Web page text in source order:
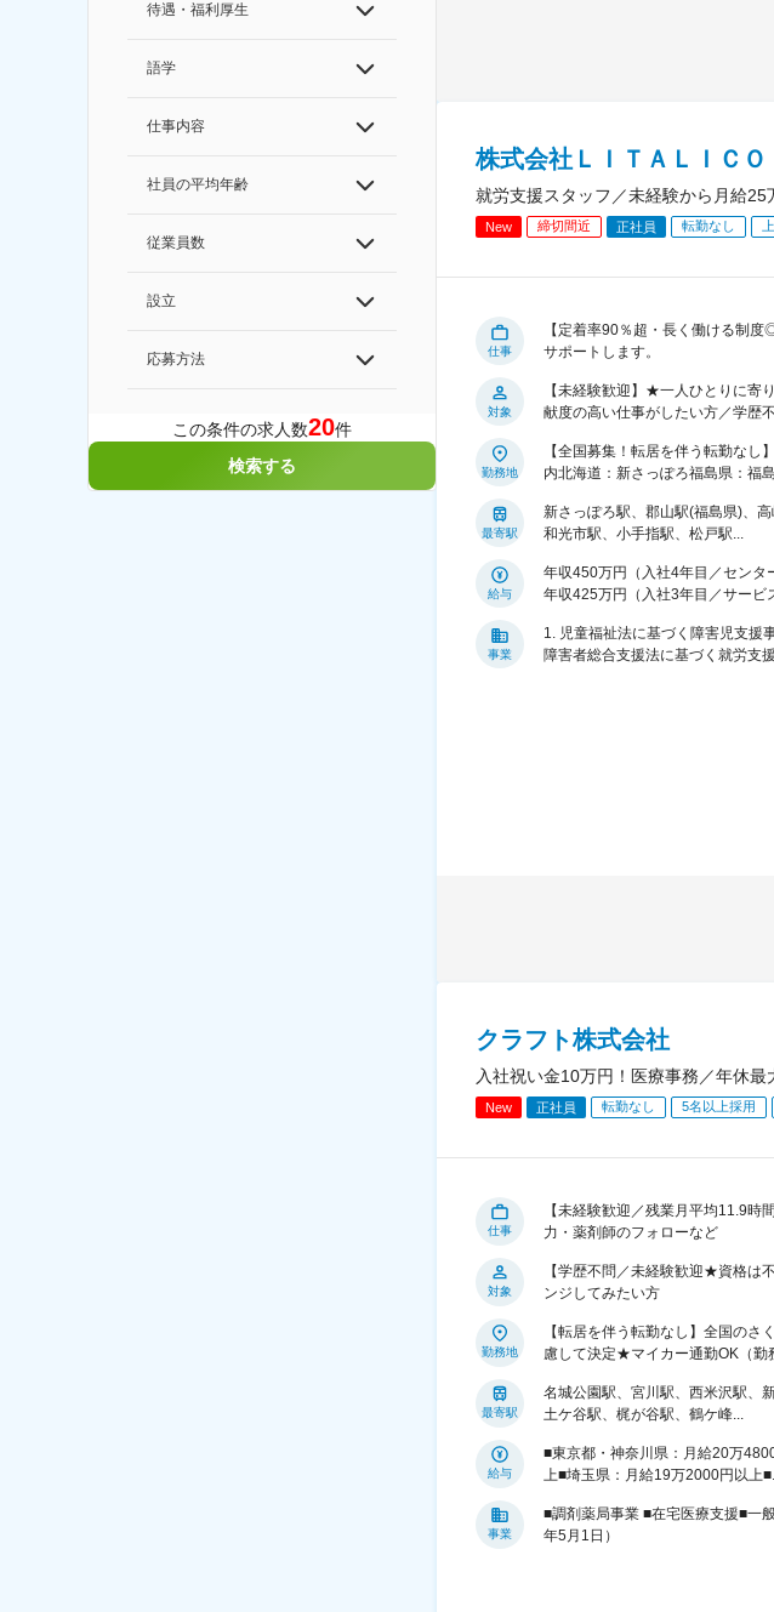
待遇・福利厚生
語学
仕事内容
社員の平均年齢
従業員数
設立
応募方法
この条件の求人数20件
検索する
株式会社ＬＩＴＡＬＩＣＯ
就労支援スタッフ／未経験から月給25
New 締切間近 正社員 転勤なし
仕事
【定着率90％超・長く働ける制
サポートします。
対象
【未経験歓迎】★一人ひとりに寄
献度の高い仕事がしたい方／学歴
勤務地
【全国募集！転居を伴う転勤な
内北海道：新さっぽろ福島県：福
最寄駅
新さっぽろ駅、郡山駅(福島県)、
和光市駅、小手指駅、松戸駅...
給与
年収450万円（入社4年目／センタ
年収425万円（入社3年目／サービ
事業
1. 児童福祉法に基づく障害児支援
障害者総合支援法に基づく就労支
クラフト株式会社
入社祝い金10万円！医療事務／年休
New 正社員 転勤なし 5名以上採用
仕事
【未経験歓迎／残業月平均11.9時
力・薬剤師のフォローなど
対象
【学歴不問／未経験歓迎★資格は
ンジしてみたい方
勤務地
【転居を伴う転勤なし】全国の
慮して決定★マイカー通勤OK（勤
最寄駅
名城公園駅、宮川駅、西米沢駅、
土ケ谷駅、梶が谷駅、鶴ケ峰...
給与
■東京都・神奈川県：月給20万
上■埼玉県：月給19万2000円以上
事業
■調剤薬局事業 ■在宅医療支援■一
年5月1日）